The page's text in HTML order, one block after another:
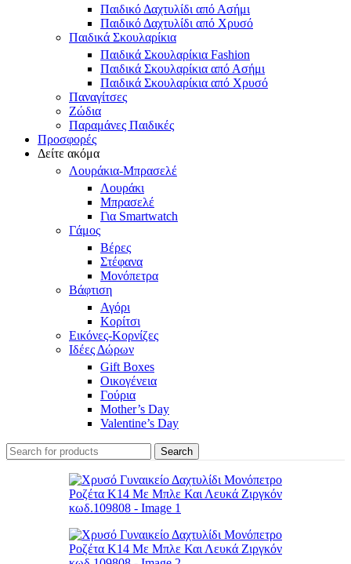
Παιδικό Δαχτυλίδι από Ασήμι
Παιδικό Δαχτυλίδι από Χρυσό
Παιδικά Σκουλαρίκια
Παιδικά Σκουλαρίκια Fashion
Παιδικά Σκουλαρίκια από Ασήμι
Παιδικά Σκουλαρίκια από Χρυσό
Παναγίτσες
Ζώδια
Παραμάνες Παιδικές
Προσφορές
Δείτε ακόμα
Λουράκια-Μπρασελέ
Λουράκι
Μπρασελέ
Για Smartwatch
Γάμος
Βέρες
Στέφανα
Μονόπετρα
Βάφτιση
Αγόρι
Κορίτσι
Εικόνες-Κορνίζες
Ιδέες Δώρων
Gift Boxes
Οικογένεια
Γούρια
Mother’s Day
Valentine’s Day
Search